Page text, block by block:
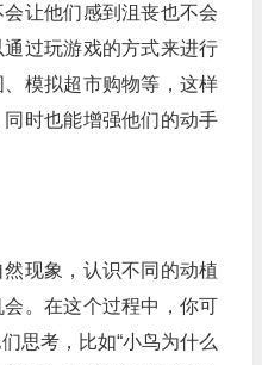
让他们感到沮丧也不会
过玩游戏的方式来进行
模拟超市购物等，这样
时也能增强他们的动手
现象，认识不同的动植
。在这个过程中，你可
思考，比如“小鸟为什么